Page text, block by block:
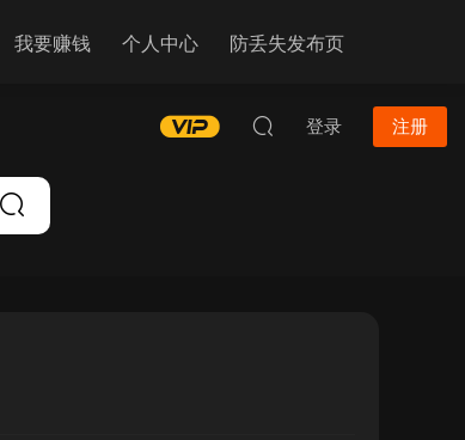
我要赚钱 个人中心 防丢失发布页
登录 注册